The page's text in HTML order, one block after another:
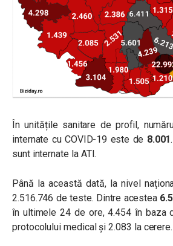
În unitățile sanitare de profil,
internate cu COVID-19 este de 8.001
sunt internate la ATI.
Până la această dată, la nivel
2.516.746 de teste. Dintre acestea
în ultimele 24 de ore, 4.454 în baza
protocolului medical și 2.083 la cerere.